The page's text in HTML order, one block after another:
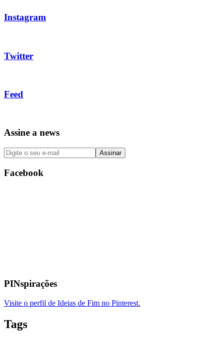
Instagram
Twitter
Feed
Assine a news
Facebook
PINspirações
Visite o perfil de Ideias de Fim no Pinterest.
Tags